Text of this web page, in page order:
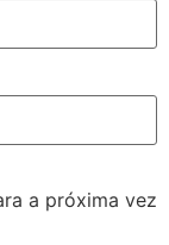
a próxima vez